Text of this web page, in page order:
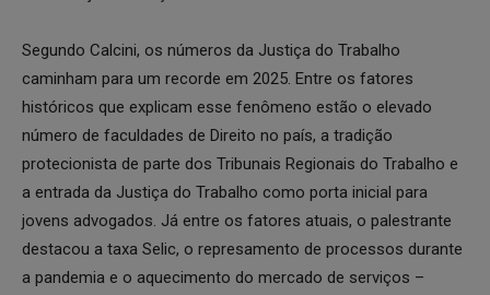
Segundo Calcini, os números da Justiça do Trabalho
caminham para um recorde em 2025. Entre os fatores
históricos que explicam esse fenômeno estão o elevado
número de faculdades de Direito no país, a tradição
protecionista de parte dos Tribunais Regionais do Trabalho e
a entrada da Justiça do Trabalho como porta inicial para
jovens advogados. Já entre os fatores atuais, o palestrante
destacou a taxa Selic, o represamento de processos durante
a pandemia e o aquecimento do mercado de serviços –